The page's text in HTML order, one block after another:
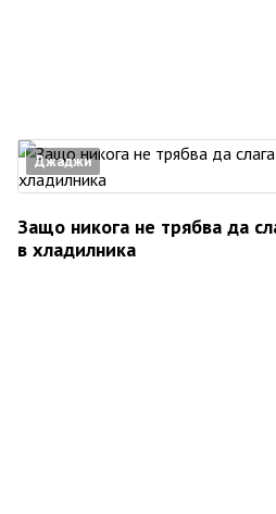
Джаджи
Защо никога не трябва да
в хладилника